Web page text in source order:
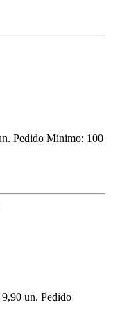
Pedido Mínimo: 100
un. Pedido